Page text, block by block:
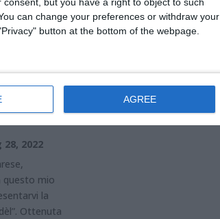
can change your preferences or withdraw your
button at the bottom of the webpage.
AGREE
Treb
per la
28, 2022
questo mio
la
Ottenuta